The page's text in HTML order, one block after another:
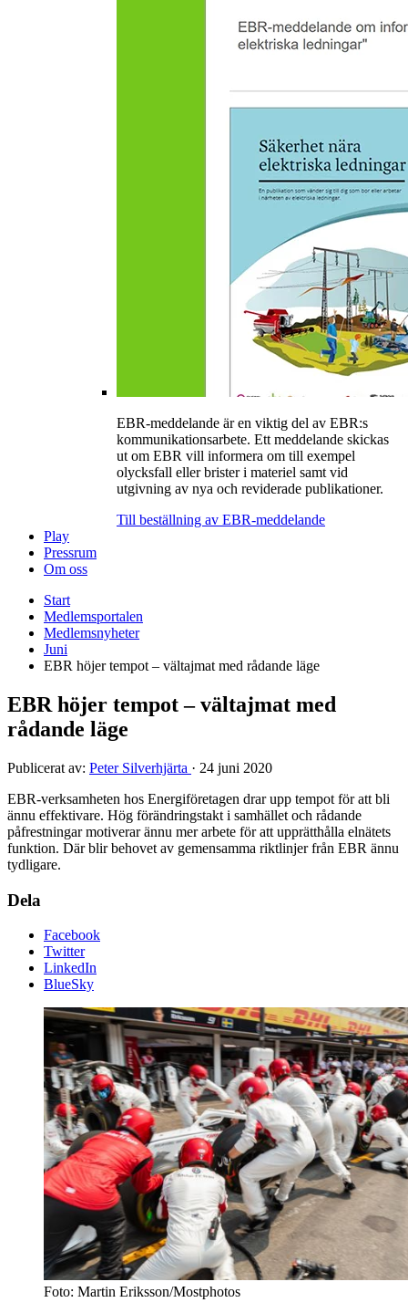
EBR-meddelande är en viktig del av EBR:s
kommunikationsarbete. Ett meddelande skickas
ut om EBR vill informera om till exempel
olycksfall eller brister i materiel samt vid
utgivning av nya och reviderade publikationer.
Till beställning av EBR-meddelande
Play
Pressrum
Om oss
Start
Medlemsportalen
Medlemsnyheter
Juni
EBR höjer tempot – vältajmat med rådande läge
EBR höjer tempot – vältajmat med
rådande läge
Publicerat av: Peter Silverhjärta · 24 juni 2020
EBR-verksamheten hos Energiföretagen drar upp tempot för att bli
ännu effektivare. Hög förändringstakt i samhället och rådande
påfrestningar motiverar ännu mer arbete för att upprätthålla elnätets
funktion. Där blir behovet av gemensamma riktlinjer från EBR ännu
tydligare.
Dela
Facebook
Twitter
LinkedIn
BlueSky
Foto: Martin Eriksson/Mostphotos